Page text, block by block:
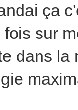
ça
sur
dans